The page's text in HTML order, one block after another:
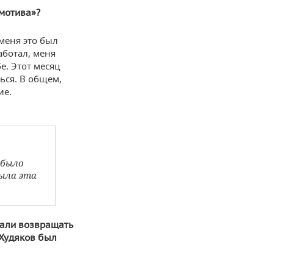
это был
меня
Этот месяц
В общем,
эта
возвращать
был